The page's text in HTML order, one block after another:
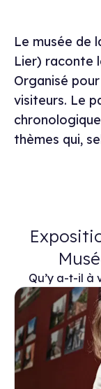
Le musée de
Lier) raconte
Organisé
visiteurs. Le
thèmes qui,
Qu’y a-t-il à